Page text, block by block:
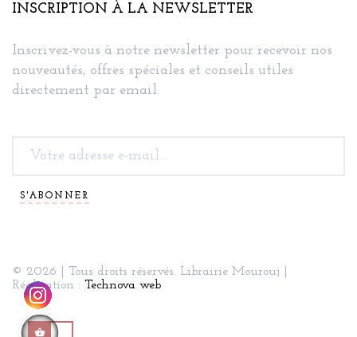
INSCRIPTION À LA NEWSLETTER
Inscrivez-vous à notre newsletter pour recevoir nos
nouveautés, offres spéciales et conseils utiles
directement par email.
S'ABONNER
© 2026 | Tous droits réservés. Librairie Mourouj |
Réalisation : Technova web